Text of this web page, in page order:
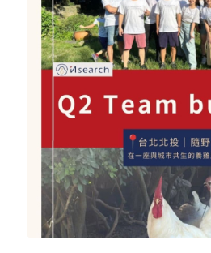
時中，身為一個工作者，該如何